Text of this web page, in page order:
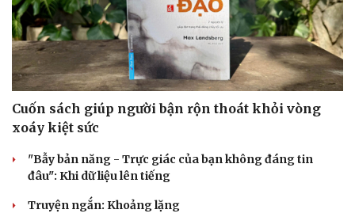
Cải chính
Cuốn sách giúp người bận rộn thoát khỏi vòng
xoáy kiệt sức
"Bẫy bản năng - Trực giác của bạn không đáng tin
đâu": Khi dữ liệu lên tiếng
Truyện ngắn: Khoảng lặng